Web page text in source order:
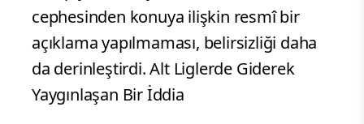
cephesinden konuya ilişkin resmî bir
açıklama yapılmaması, belirsizliği daha
da derinleştirdi. Alt Liglerde Giderek
Yaygınlaşan Bir İddia